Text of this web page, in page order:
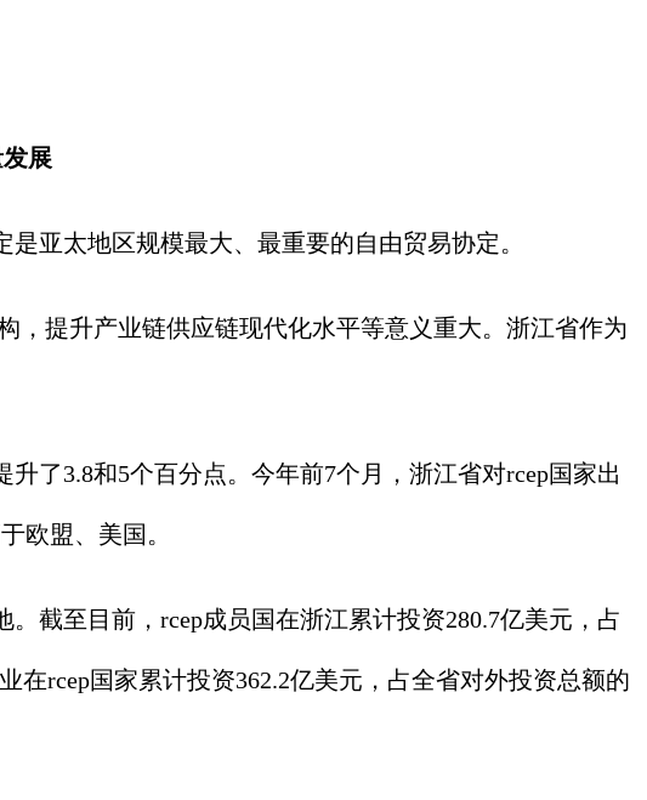
展
亚太地区规模最大、最重要的自由贸易协定。
提升产业链供应链现代化水平等意义重大。浙江省作为
了3.8和5个百分点。今年前7个月，浙江省对rcep国家出
欧盟、美国。
截至目前，rcep成员国在浙江累计投资280.7亿美元，占
rcep国家累计投资362.2亿美元，占全省对外投资总额的